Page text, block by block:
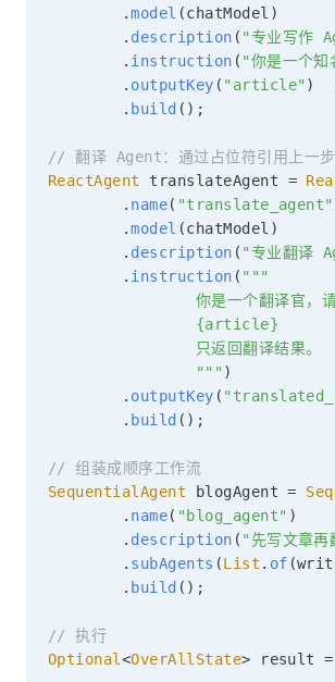
.model (chatModel )
. description ( "专业写作
. instruction ( "你是一个
. outputKey ( "article" )
. build ( ) ;
// 翻译 Agent：通过占位符引用上一步
ReactAgent
translateAgent =
. name( "translate_agent"
.model (chatModel )
. description ( "专业翻译
. instruction ( """
你是一个翻译官，请
{article}
                只返回翻译结果。
                """
)
. outputKey (
. build ( ) ;
// 组装成顺序工作流
SequentialAgent blogAgent =
. name( "blog_agent" )
. description ( "先写文章再
. subAgents (List . of (
. build ( ) ;
// 执行
Optional <OverAllState> result =